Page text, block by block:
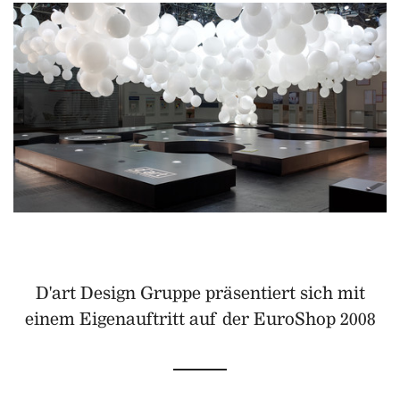
D'art Design Gruppe präsentiert sich mit
einem Eigenauftritt auf der EuroShop 2008